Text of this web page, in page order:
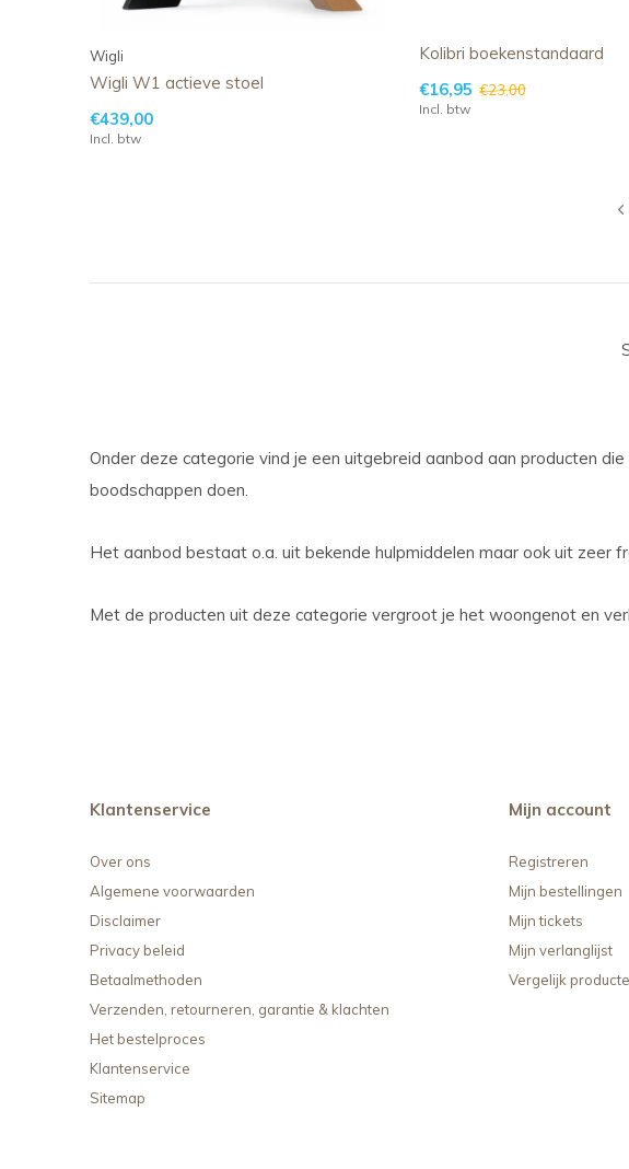
Wigli
Wigli W1 actieve stoel
€439,00
Incl. btw
Kolibri boekenstandaard
€16,95 €23,00
Incl. btw
Onder deze categorie vind je een uitgebreid aanbod aan producten
boodschappen doen.
Het aanbod bestaat o.a. uit bekende hulpmiddelen maar ook uit zeer
Met de producten uit deze categorie vergroot je het woongenot en
Klantenservice
Over ons
Algemene voorwaarden
Disclaimer
Privacy beleid
Betaalmethoden
Verzenden, retourneren, garantie & klachten
Het bestelproces
Klantenservice
Sitemap
Mijn account
Registreren
Mijn bestellingen
Mijn tickets
Mijn verlanglijst
Vergelijk